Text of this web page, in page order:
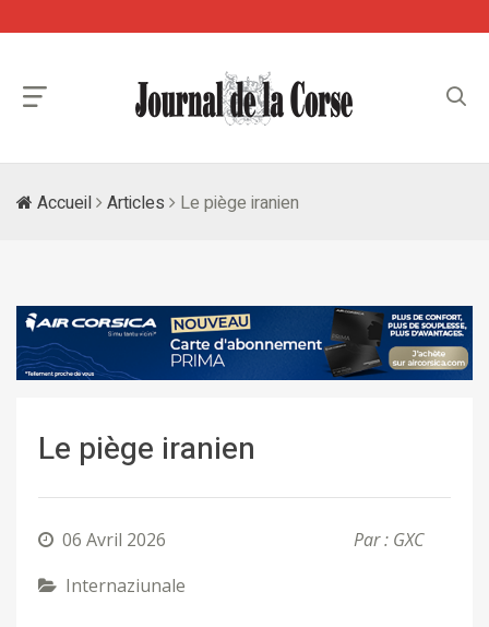
Accueil Articles Le piège iranien
Le piège iranien
06 Avril 2026
Par : GXC
Internaziunale